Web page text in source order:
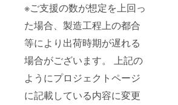
※ご支援の数が想定を上回っ
た場合、製造工程上の都合
等により出荷時期が遅れる
場合がございます。 上記の
ようにプロジェクトページ
に記載している内容に変更